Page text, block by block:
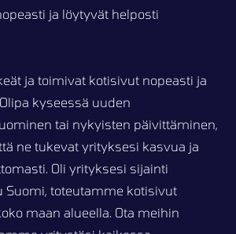
ja löytyvät helposti
ja toimivat kotisivut nopeasti ja
kyseessä uuden
tai nykyisten päivittäminen,
ne tukevat yrityksesi kasvua ja
Oli yrityksesi sijainti
Suomi, toteutamme kotisivut
maan alueella. Ota meihin